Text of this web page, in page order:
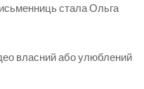
стала Ольга
власний або улюблений